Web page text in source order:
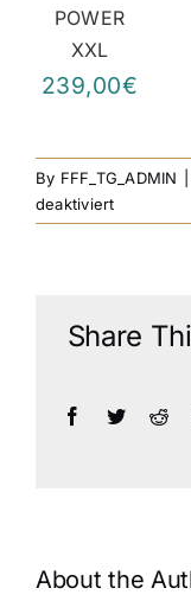
POWER
XXL
239,00€
By FFF_TG_ADMIN
deaktiviertfür
Pyrotrade
Share
Facebook
Twitter
About the